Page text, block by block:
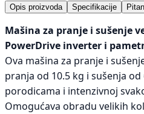
Opis proizvoda Specifikacije
Mašina za pranje i sušenje
PowerDrive inverter i
Ova mašina za pranje i
pranja od 10.5 kg i sušenja
porodicama i intenzivnoj
Omogućava obradu velikih